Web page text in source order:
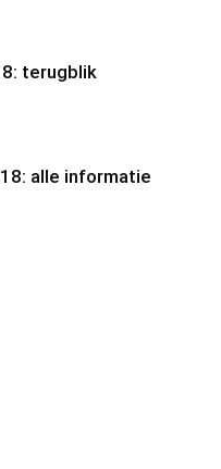
terugblik
alle informatie